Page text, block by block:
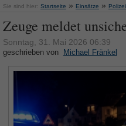
Sie sind hier: Startseite » Einsätze » Polizei
Zeuge meldet
Sonntag, 31. Mai 2026 06:39
geschrieben von Michael Fränkel